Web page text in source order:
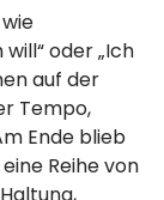
oder „Ich
auf der
Tempo,
Ende blieb
Reihe von